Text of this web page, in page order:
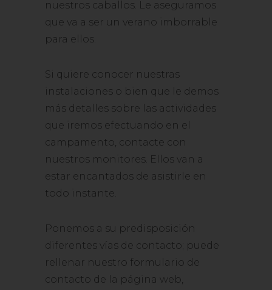
nuestros caballos. Le aseguramos
que va a ser un verano imborrable
para ellos.
Si quiere conocer nuestras
instalaciones o bien que le demos
más detalles sobre las actividades
que iremos efectuando en el
campamento, contacte con
nuestros monitores. Ellos van a
estar encantados de asistirle en
todo instante.
Ponemos a su predisposición
diferentes vías de contacto; puede
rellenar nuestro formulario de
contacto de la página web,